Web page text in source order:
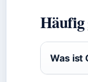
Häufig
Was ist